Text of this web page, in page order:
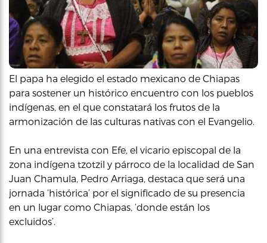
El papa ha elegido el estado mexicano de Chiapas
para sostener un histórico encuentro con los pueblos
indígenas, en el que constatará los frutos de la
armonización de las culturas nativas con el Evangelio.
En una entrevista con Efe, el vicario episcopal de la
zona indígena tzotzil y párroco de la localidad de San
Juan Chamula, Pedro Arriaga, destaca que será una
jornada ‘histórica’ por el significado de su presencia
en un lugar como Chiapas, ‘donde están los
excluidos’.